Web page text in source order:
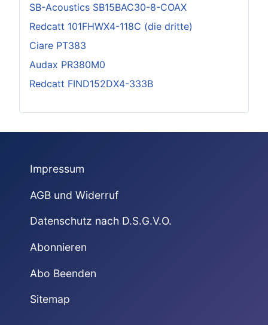
SB-Acoustics SB15BAC30-8-COAX
Redcatt 101FHWX4-118C (die dritte)
Ciare PT383
Audax PR380M0
Redcatt FIND152DX4-333B
Impressum
AGB und Widerruf
Datenschutz nach D.S.G.V.O.
Abonnieren
Abo Beenden
Sitemap